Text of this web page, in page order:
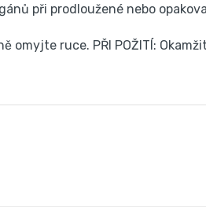
při prodloužené nebo
omyjte ruce. PŘI POŽITÍ: